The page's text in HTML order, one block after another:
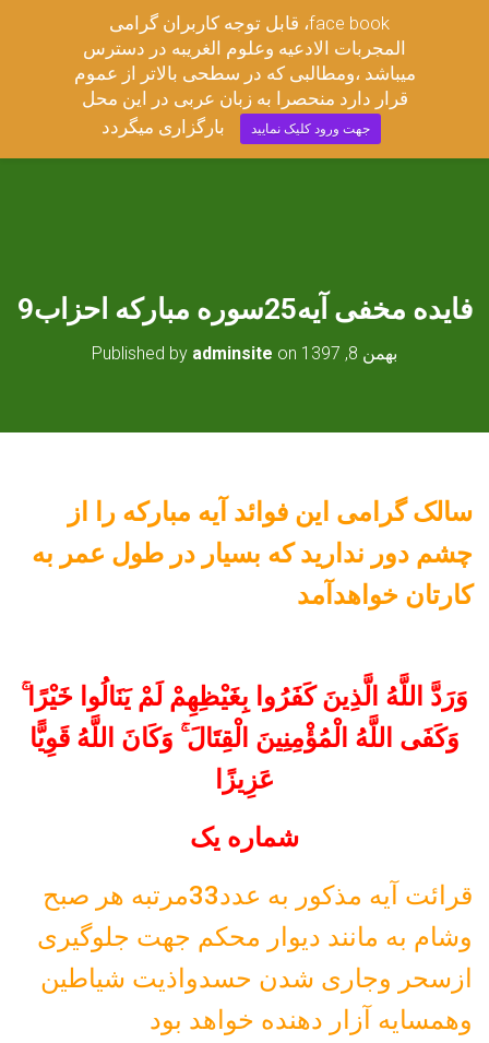
مجربات ادعیه وعلوم غریبه
E
I
9فایده مخفی آیه25سوره مبارکه احزاب
Published by adminsite on بهمن 8, 1397
سالک گرامی این فوائد آیه مبارکه را از
چشم دور ندارید که بسیار در طول عمر به
کارتان خواهدآمد
وَرَدَّ اللَّهُ الَّذِينَ كَفَرُوا بِغَيْظِهِمْ لَمْ يَنَالُوا خَيْرًا ۚ
وَكَفَى اللَّهُ الْمُؤْمِنِينَ الْقِتَالَ ۚ وَكَانَ اللَّهُ قَوِيًّا
عَزِيزًا
شماره یک
قرائت آیه مذکور به عدد33مرتبه هر صبح
وشام به مانند دیوار محکم جهت جلوگیری
ازسحر وجاری شدن حسدواذیت شیاطین
وهمسایه آزار دهنده خواهد بود
قابل توجه کاربران گرامی ،face book
المجربات الادعیه وعلوم الغریبه در دسترس
میباشد ،ومطالبی که در سطحی بالاتر از عموم
قرار دارد منحصرا به زبان عربی در این محل
بارگزاری میگردد
جهت ورود کلیک نمایید